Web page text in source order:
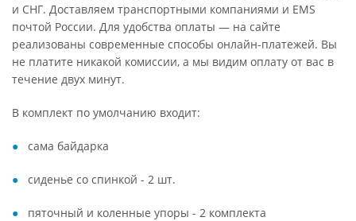
и СНГ. Доставляем транспортными компаниями и EMS
почтой России. Для удобства оплаты — на сайте
реализованы современные способы онлайн-платежей. Вы
не платите никакой комиссии, а мы видим оплату от вас в
течение двух минут.
В комплект по умолчанию входит:
сама байдарка
сиденье со спинкой - 2 шт.
пяточный и коленные упоры - 2 комплекта